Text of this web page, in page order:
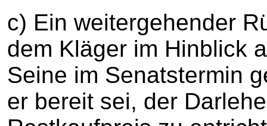
c) Ein weitergehender
dem Kläger im Hinblick
Seine im Senatstermin
er bereit sei, der